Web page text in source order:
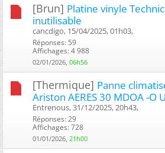
[Brun] Platine vinyle
inutilisable
cancdigo, 15/04/2025, 01h03, ‎
Réponses: 59
Affichages: 4 988
02/01/2026, 06h56
[Thermique] Panne
Ariston AERES 30 MDOA -O
Entrenous, 31/12/2025, 20h43, ‎
Réponses: 29
Affichages: 728
01/01/2026, 21h00